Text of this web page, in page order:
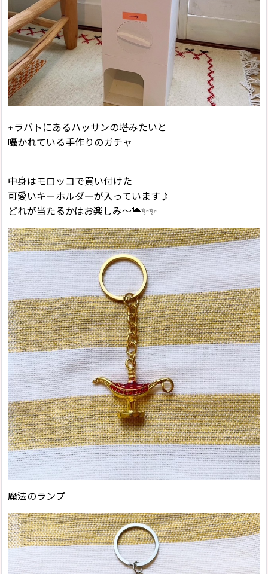
↑ラバトにあるハッサンの塔みたいと
囁かれている手作りのガチャ
中身はモロッコで買い付けた
可愛いキーホルダーが入っています♪
どれが当たるかはお楽しみ〜🐪✨✨
魔法のランプ